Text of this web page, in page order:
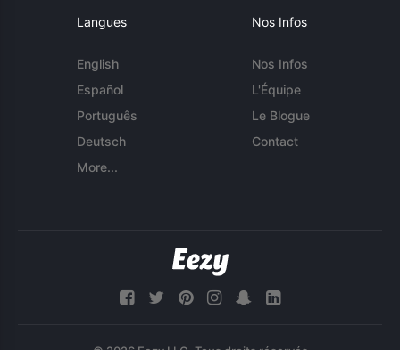
Langues
English
Español
Português
Deutsch
More...
Nos Infos
Nos Infos
L'Équipe
Le Blogue
Contact